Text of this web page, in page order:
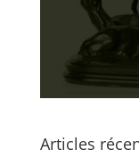
Articles